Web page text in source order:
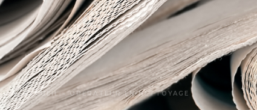
ACCUEIL»OPÉRATEUR EN NETTOYAGE